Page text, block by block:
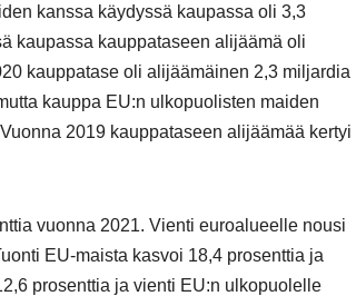
kanssa käydyssä kaupassa oli 3,3
kaupassa kauppataseen alijäämä oli
kauppatase oli alijäämäinen 2,3 miljardia
kauppa EU:n ulkopuolisten maiden
2019 kauppataseen alijäämää kertyi
vuonna 2021. Vienti euroalueelle nousi
EU-maista kasvoi 18,4 prosenttia ja
prosenttia ja vienti EU:n ulkopuolelle